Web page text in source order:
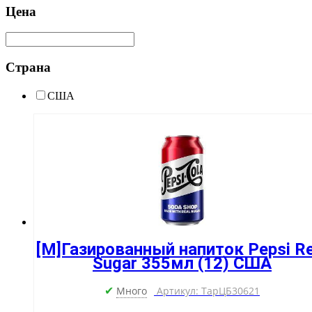
Цена
Страна
США
[M]Газированный напиток Pepsi
Sugar 355мл (12) США
✔ Много Артикул: ТарЦБ30621